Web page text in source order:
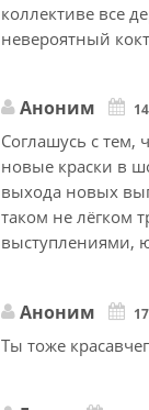
коллективе все
невероятный
Аноним
Соглашусь с тем,
новые краски в
выхода новых
таком не лёгком
выступлениями,
Аноним
Ты тоже